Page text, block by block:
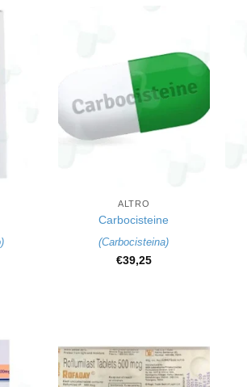
)
ALTRO
Carbocisteine
(Carbocisteina)
€39,25